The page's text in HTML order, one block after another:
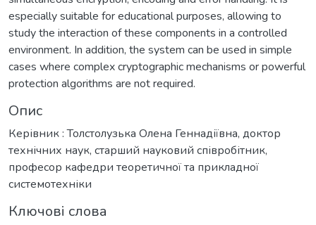
especially suitable for educational purposes, allowing to
study the interaction of these components in a controlled
environment. In addition, the system can be used in simple
cases where complex cryptographic mechanisms or powerful
protection algorithms are not required.
Опис
Керівник : Толстолузька Олена Геннадіївна, доктор
технічних наук, старший науковий співробітник,
професор кафедри теоретичної та прикладної
системотехніки
Ключові слова